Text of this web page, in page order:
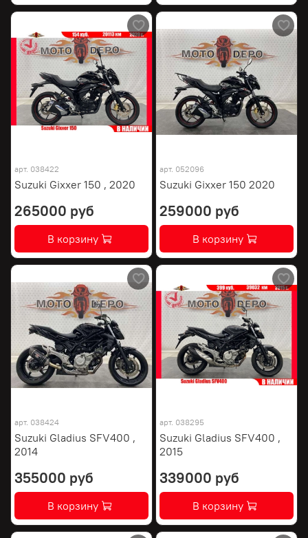
арт. 038422
Suzuki Gixxer 150 , 2020
265000 руб
В корзину
арт. 052096
Suzuki Gixxer 150 2020
259000 руб
В корзину
арт. 038424
Suzuki Gladius SFV400 ,
2014
355000 руб
В корзину
арт. 038295
Suzuki Gladius SFV400 ,
2015
339000 руб
В корзину